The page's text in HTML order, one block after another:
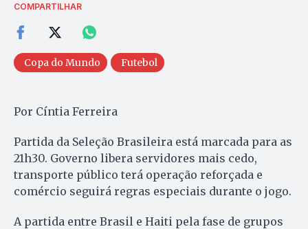
COMPARTILHAR
Copa do Mundo Futebol
Por Cíntia Ferreira
Partida da Seleção Brasileira está marcada para as
21h30. Governo libera servidores mais cedo,
transporte público terá operação reforçada e
comércio seguirá regras especiais durante o jogo.
A partida entre Brasil e Haiti pela fase de grupos